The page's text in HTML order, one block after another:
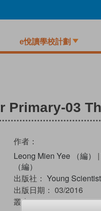
e悅讀學校計劃
Primary-03
作者：
Leong Mien Yee （編）
|
（編）
出版社： Young
出版日期： 03/2016
叢書：Smart